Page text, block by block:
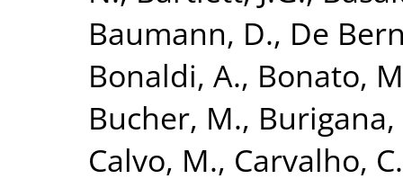
Baumann, D., De
Bonaldi, A., Bonato,
Bucher, M., Burigana,
Calvo, M., Carvalho,